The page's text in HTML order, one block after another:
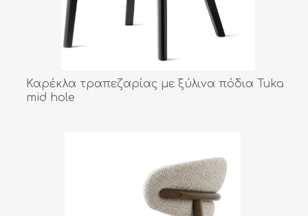
Καρέκλα τραπεζαρίας με ξύλινα πόδια Tuka
mid hole